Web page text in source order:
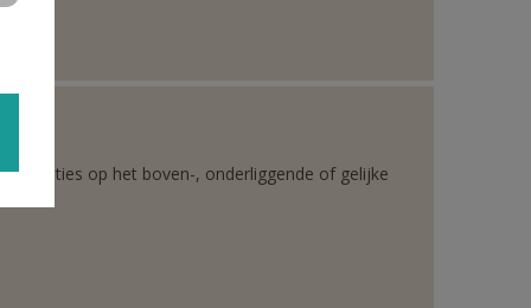
op het boven-, onderliggende of gelijke